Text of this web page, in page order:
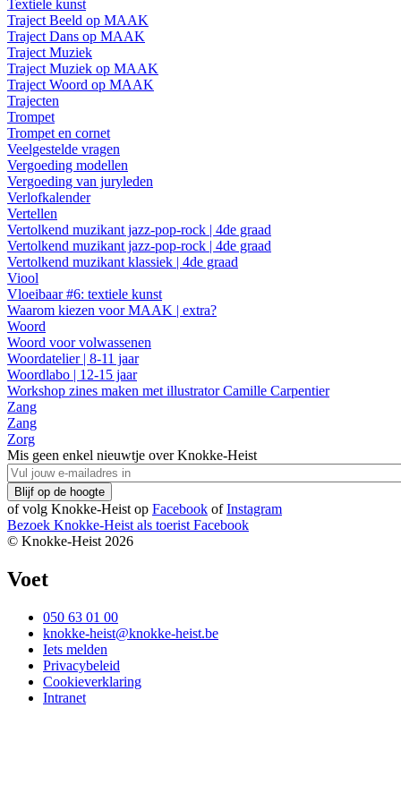
Textiele kunst
Traject Beeld op MAAK
Traject Dans op MAAK
Traject Muziek
Traject Muziek op MAAK
Traject Woord op MAAK
Trajecten
Trompet
Trompet en cornet
Veelgestelde vragen
Vergoeding modellen
Vergoeding van juryleden
Verlofkalender
Vertellen
Vertolkend muzikant jazz-pop-rock | 4de graad
Vertolkend muzikant jazz-pop-rock | 4de graad
Vertolkend muzikant klassiek | 4de graad
Viool
Vloeibaar #6: textiele kunst
Waarom kiezen voor MAAK | extra?
Woord
Woord voor volwassenen
Woordatelier | 8-11 jaar
Woordlabo | 12-15 jaar
Workshop zines maken met illustrator Camille Carpentier
Zang
Zang
Zorg
Mis geen enkel nieuwtje over Knokke-Heist
of volg Knokke-Heist op Facebook ofInstagram
Bezoek Knokke-Heist als toerist Facebook
© Knokke-Heist 2026
Voet
050 63 01 00
knokke-heist@knokke-heist.be
Iets melden
Privacybeleid
Cookieverklaring
Intranet